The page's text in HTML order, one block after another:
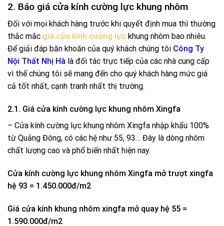
2. Báo giá cửa kính cường lực khung nhôm
Đối với mọi khách hàng trước khi quyết định mua thì thường
thắc mắc giá cửa kính cường lực khung nhôm bao nhiêu.
Để giải đáp băn khoăn của quý khách chúng tôi Công Ty
Nội Thất Nhị Hà là đối tác trực tiếp của các nhà cung cấp
vì thế chúng tôi sẽ mang đến cho quý khách hàng mức giá
cả tốt nhất, cạnh tranh nhất thị trường.
2.1. Giá cửa kính cường lực khung nhôm Xingfa
– Cửa kính cường lực khung nhôm Xingfa nhập khẩu 100%
từ Quảng Đông, có các hệ như 55, 93… Đây là dòng nhôm
chất lượng cao và phổ biến nhất hiện nay.
Cửa kính cường lực khung nhôm Xingfa mở trượt xingfa
hệ 93 = 1.450.000đ/m2
Giá cửa kính khung nhôm xingfa mở quay hệ 55 =
1.590.000đ/m2